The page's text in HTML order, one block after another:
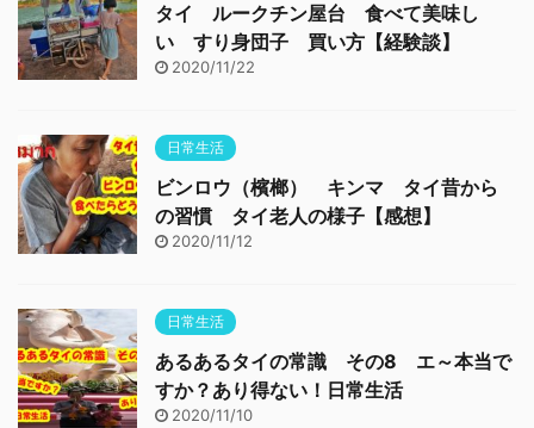
タイ ルークチン屋台 食べて美味し
い すり身団子 買い方【経験談】
2020/11/22
日常生活
ビンロウ（檳榔） キンマ タイ昔から
の習慣 タイ老人の様子【感想】
2020/11/12
日常生活
あるあるタイの常識 その8 エ～本当で
すか？あり得ない！日常生活
2020/11/10